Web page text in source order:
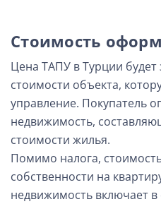
Стоимость
Цена ТАПУ в Турции
стоимости объекта,
управление. Покупатель
недвижимость,
стоимости жилья.
Помимо налога,
собственности на
недвижимость включает в